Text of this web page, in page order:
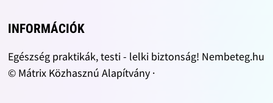
INFORMÁCIÓK
Egészség praktikák, testi - lelki biztonság! Nembeteg.hu
© Mátrix Közhasznú Alapítvány ·